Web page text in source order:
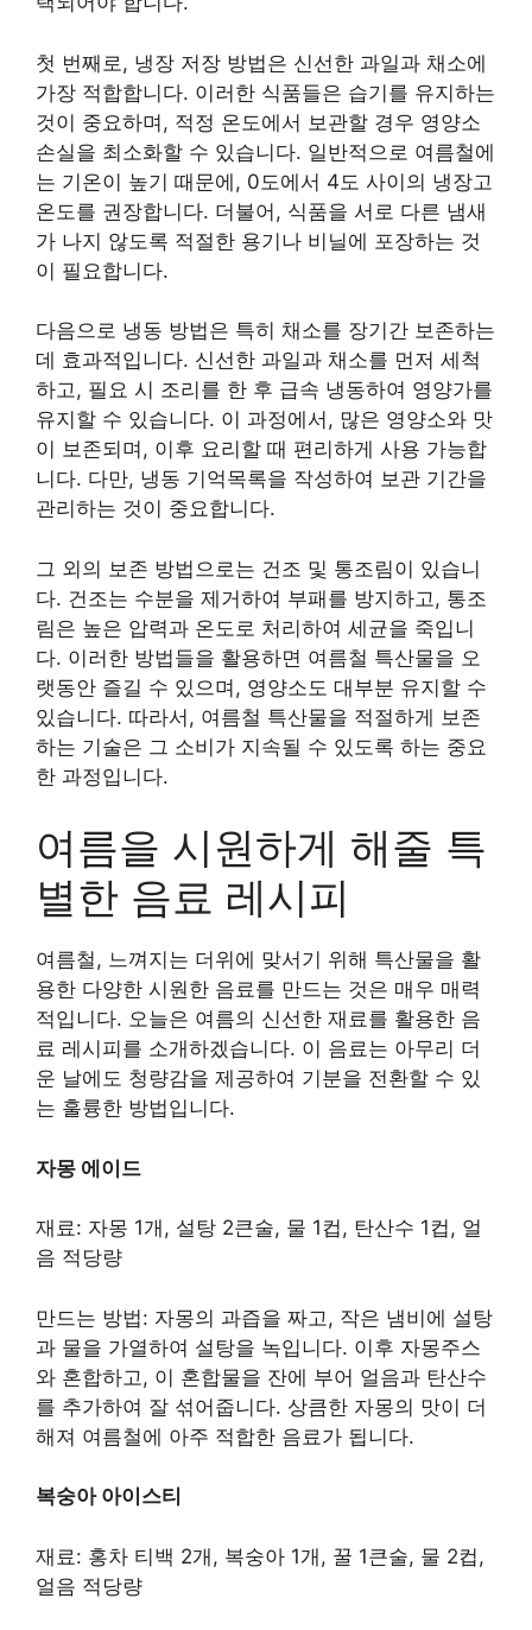
첫 번째로, 냉장 저장 방법은 신선한 과일과 채소에
가장 적합합니다. 이러한 식품들은 습기를 유지하는
것이 중요하며, 적정 온도에서 보관할 경우 영양소
손실을 최소화할 수 있습니다. 일반적으로 여름철에
는 기온이 높기 때문에, 0도에서 4도 사이의 냉장고
온도를 권장합니다. 더불어, 식품을 서로 다른 냄새
가 나지 않도록 적절한 용기나 비닐에 포장하는 것
이 필요합니다.
다음으로 냉동 방법은 특히 채소를 장기간 보존하는
데 효과적입니다. 신선한 과일과 채소를 먼저 세척
하고, 필요 시 조리를 한 후 급속 냉동하여 영양가를
유지할 수 있습니다. 이 과정에서, 많은 영양소와 맛
이 보존되며, 이후 요리할 때 편리하게 사용 가능합
니다. 다만, 냉동 기억목록을 작성하여 보관 기간을
관리하는 것이 중요합니다.
그 외의 보존 방법으로는 건조 및 통조림이 있습니
다. 건조는 수분을 제거하여 부패를 방지하고, 통조
림은 높은 압력과 온도로 처리하여 세균을 죽입니
다. 이러한 방법들을 활용하면 여름철 특산물을 오
랫동안 즐길 수 있으며, 영양소도 대부분 유지할 수
있습니다. 따라서, 여름철 특산물을 적절하게 보존
하는 기술은 그 소비가 지속될 수 있도록 하는 중요
한 과정입니다.
여름을 시원하게 해줄 특
별한 음료 레시피
여름철, 느껴지는 더위에 맞서기 위해 특산물을 활
용한 다양한 시원한 음료를 만드는 것은 매우 매력
적입니다. 오늘은 여름의 신선한 재료를 활용한 음
료 레시피를 소개하겠습니다. 이 음료는 아무리 더
운 날에도 청량감을 제공하여 기분을 전환할 수 있
는 훌륭한 방법입니다.
자몽 에이드
재료: 자몽 1개, 설탕 2큰술, 물 1컵, 탄산수 1컵, 얼
음 적당량
만드는 방법: 자몽의 과즙을 짜고, 작은 냄비에 설탕
과 물을 가열하여 설탕을 녹입니다. 이후 자몽주스
와 혼합하고, 이 혼합물을 잔에 부어 얼음과 탄산수
를 추가하여 잘 섞어줍니다. 상큼한 자몽의 맛이 더
해져 여름철에 아주 적합한 음료가 됩니다.
복숭아 아이스티
재료: 홍차 티백 2개, 복숭아 1개, 꿀 1큰술, 물 2컵,
얼음 적당량